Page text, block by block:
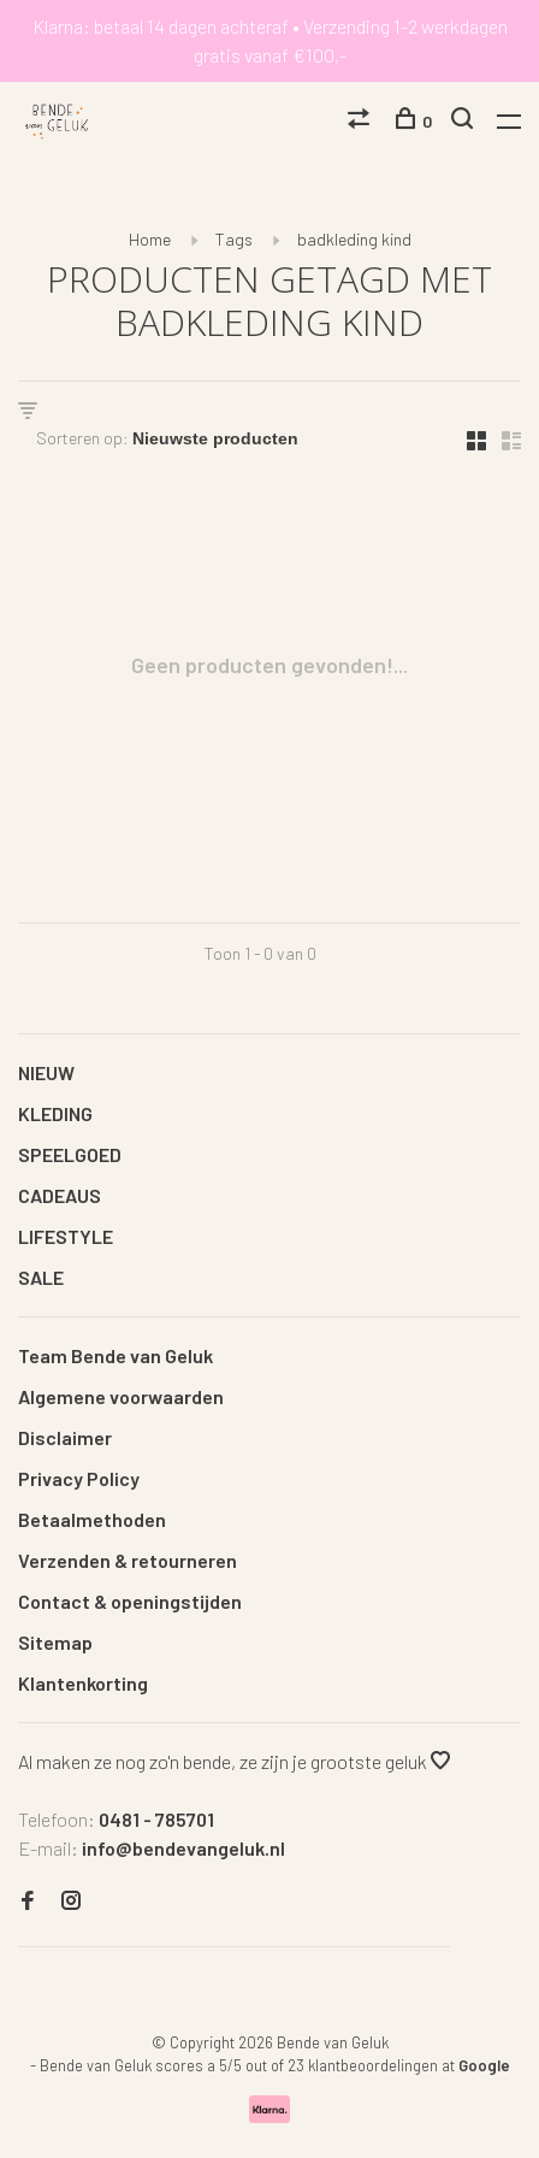
Klarna: betaal 14 dagen achteraf • Verzending 1-2 werkdagen
gratis vanaf €100,-
0
Home Tags badkleding kind
PRODUCTEN GETAGD MET
BADKLEDING KIND
Sorteren op:
Geen producten gevonden!...
Toon 1 - 0 van 0
NIEUW
KLEDING
SPEELGOED
CADEAUS
LIFESTYLE
SALE
Team Bende van Geluk
Algemene voorwaarden
Disclaimer
Privacy Policy
Betaalmethoden
Verzenden & retourneren
Contact & openingstijden
Sitemap
Klantenkorting
Al maken ze nog zo'n bende, ze zijn je grootste geluk
Telefoon: 0481 - 785701
E-mail: info@bendevangeluk.nl
© Copyright 2026 Bende van Geluk
- Bende van Geluk scores a 5/5 out of 23 klantbeoordelingen at Google